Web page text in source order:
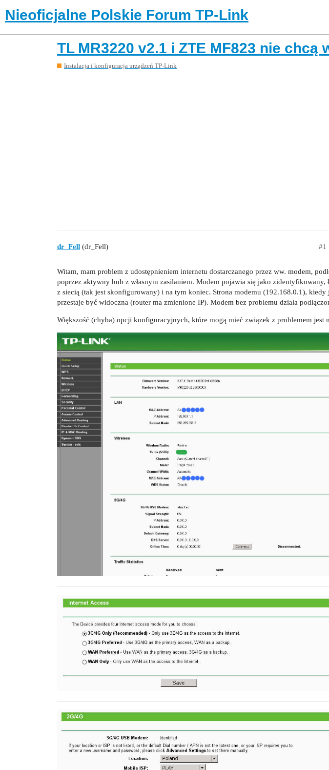
Nieoficjalne Polskie Forum TP-Link
TL MR3220 v2.1 i ZTE MF823 nie chcą
Instalacja i konfiguracja urządzeń TP-Link
dr_Fell (dr_Fell) #1
Witam, mam problem z udostępnieniem internetu dostarczanego przez ww. modem,
poprzez aktywny hub z własnym zasilaniem. Modem pojawia się jako zidentyfikowany,
z siecią (tak jest skonfigurowany) i na tym koniec. Strona modemu (192.168.0.1), kiedy
przestaje być widoczna (router ma zmienione IP). Modem bez problemu działa
Większość (chyba) opcji konfiguracyjnych, które mogą mieć związek z problemem jest